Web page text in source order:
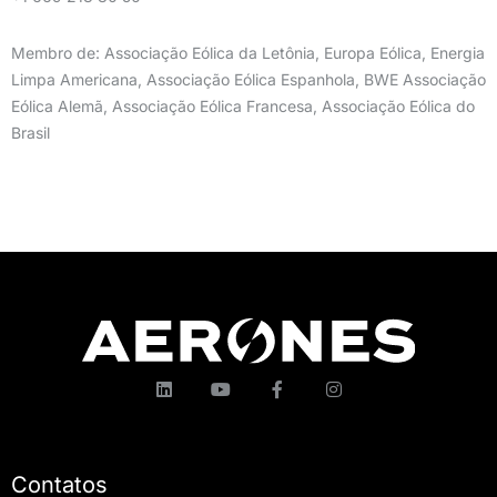
Membro de: Associação Eólica da Letônia, Europa Eólica, Energia
Limpa Americana, Associação Eólica Espanhola, BWE Associação
Eólica Alemã, Associação Eólica Francesa, Associação Eólica do
Brasil
Contatos